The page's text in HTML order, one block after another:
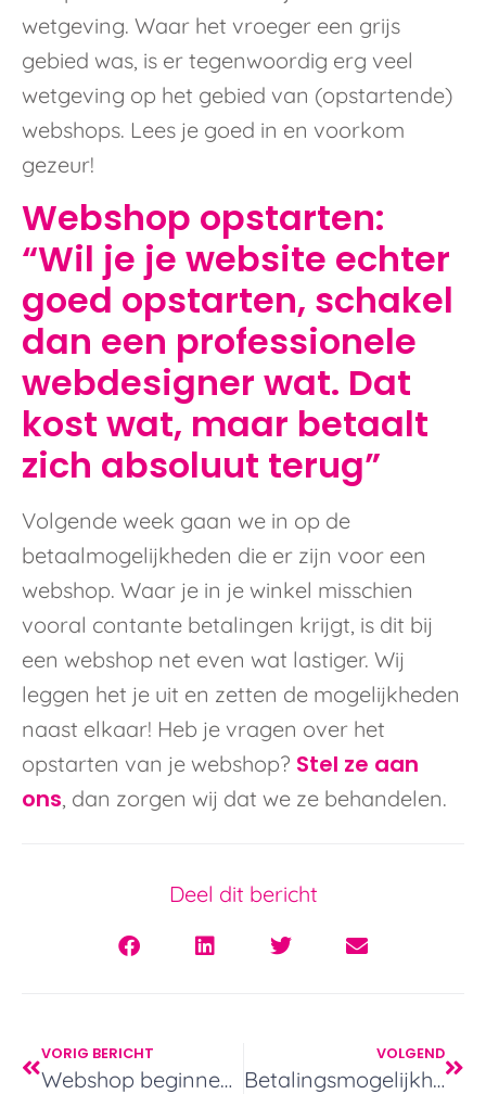
wetgeving. Waar het vroeger een grijs
gebied was, is er tegenwoordig erg veel
wetgeving op het gebied van (opstartende)
webshops. Lees je goed in en voorkom
gezeur!
Webshop opstarten:
“Wil je je website echter
goed opstarten, schakel
dan een professionele
webdesigner wat. Dat
kost wat, maar betaalt
zich absoluut terug”
Volgende week gaan we in op de
betaalmogelijkheden die er zijn voor een
webshop. Waar je in je winkel misschien
vooral contante betalingen krijgt, is dit bij
een webshop net even wat lastiger. Wij
leggen het je uit en zetten de mogelijkheden
naast elkaar! Heb je vragen over het
opstarten van je webshop? Stel ze aan
ons, dan zorgen wij dat we ze behandelen.
Deel dit bericht
VORIG BERICHT
Webshop beginnen: Begin je eigen webshop met Sipack!
VOLGEND
Betalingsmogelijkheden – Je eigen webshop: welke zijn er? – Sipack